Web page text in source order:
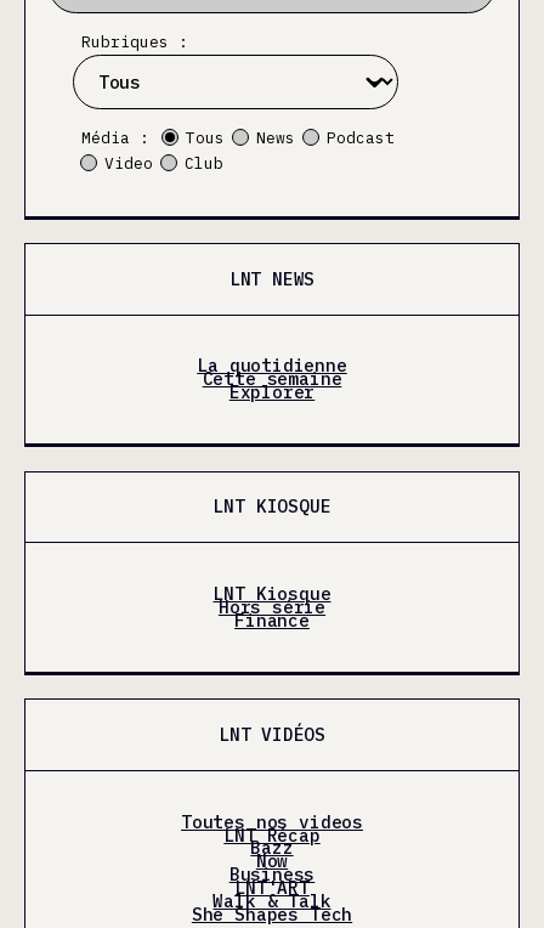
Rubriques :
Média : Tous News
Podcast
Video
Club
LNT NEWS
La quotidienne
Cette semaine
Explorer
LNT KIOSQUE
LNT Kiosque
Hors série
Finance
LNT VIDÉOS
Toutes nos videos
LNT Récap
Bazz
Now
Business
LNT'ART
Walk & Talk
She Shapes Tech